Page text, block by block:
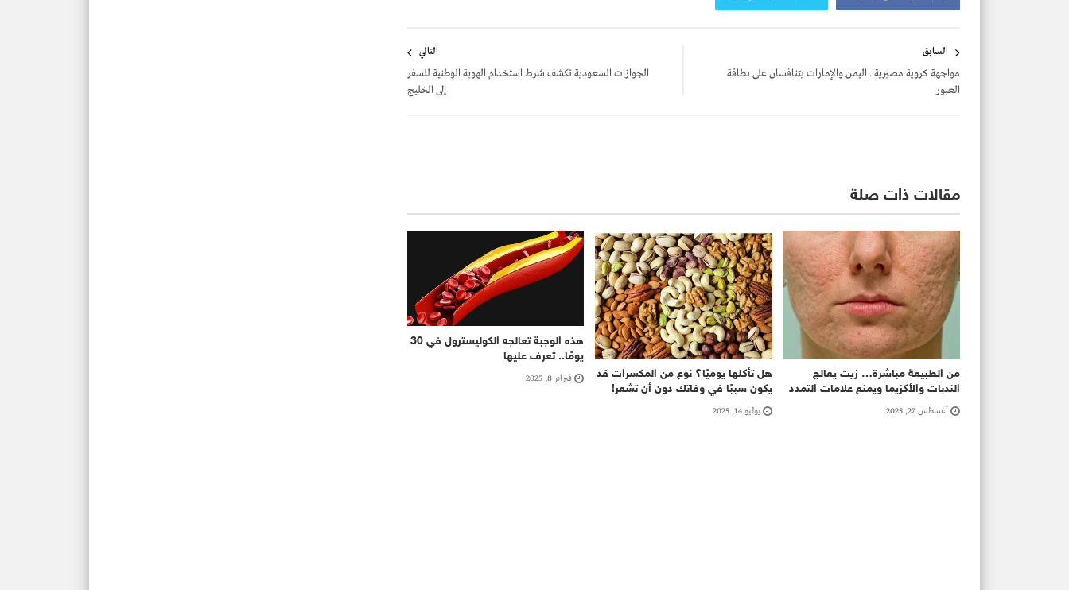
المقالات
السابق
مواجهة كروية مصيرية.. اليمن والإمارات يتنافسان على بطاقة
العبور
التالي
الجوازات السعودية تكشف شرط استخدام الهوية الوطنية للسفر
إلى الخليج
مقالات ذات صلة
من الطبيعة مباشرة… زيت يعالج
الندبات والأكزيما ويمنع علامات التمدد
أغسطس 27, 2025
هل تأكلها يوميًا؟ نوع من المكسرات قد
يكون سببًا في وفاتك دون أن تشعر!
يوليو 14, 2025
هذه الوجبة تعالجه الكوليسترول في 30
يومًا.. تعرف عليها
فبراير 8, 2025